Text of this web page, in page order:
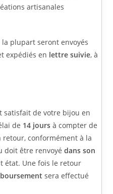
artisanales
plupart seront envoyés
expédiés en lettre suivie, à
satisfait de votre bijou en
de 14 jours à compter de
conformément à la
doit être renvoyédans son
état. Une fois le retour
sera effectué